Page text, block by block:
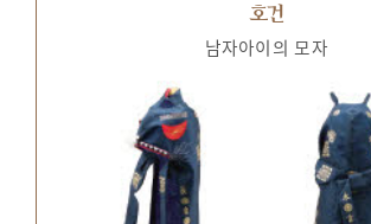
호건
남자아이의 모자